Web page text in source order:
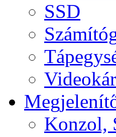
SSD
Konzol,